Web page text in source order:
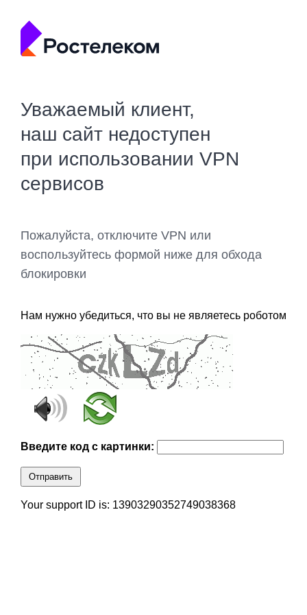
Уважаемый клиент,
наш сайт недоступен
при использовании VPN
сервисов
Пожалуйста, отключите VPN или
воспользуйтесь формой ниже для обхода
блокировки
Нам нужно убедиться, что вы не являетесь роботом
Введите код с картинки:
Отправить
Your support ID is: 13903290352749038368